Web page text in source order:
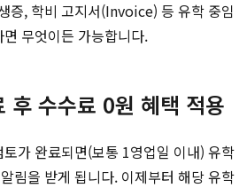
증, 학비 고지서(Invoice) 등 유학 중임
무엇이든 가능합니다.
후 수수료 0원 혜택 적용
가 완료되면(보통 1영업일 이내) 유학
림을 받게 됩니다. 이제부터 해당 유학